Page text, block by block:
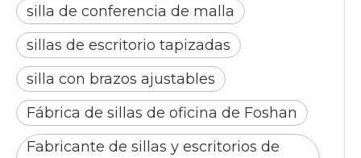
silla de conferencia de malla
sillas de escritorio tapizadas
silla con brazos ajustables
Fábrica de sillas de oficina de Foshan
Fabricante de sillas y escritorios de